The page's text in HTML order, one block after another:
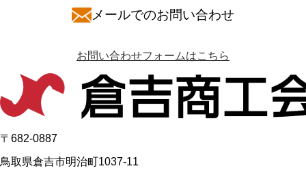
メールでのお問い合わせ
お問い合わせフォームはこちら
〒682-0887
鳥取県倉吉市明治町1037-11